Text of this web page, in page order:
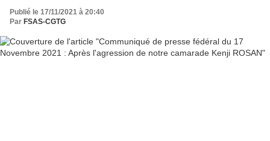
Publié le 17/11/2021 à 20:40
Par FSAS-CGTG